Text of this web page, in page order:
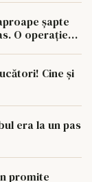
șapte
O operație
Cine și
era la un pas
promite